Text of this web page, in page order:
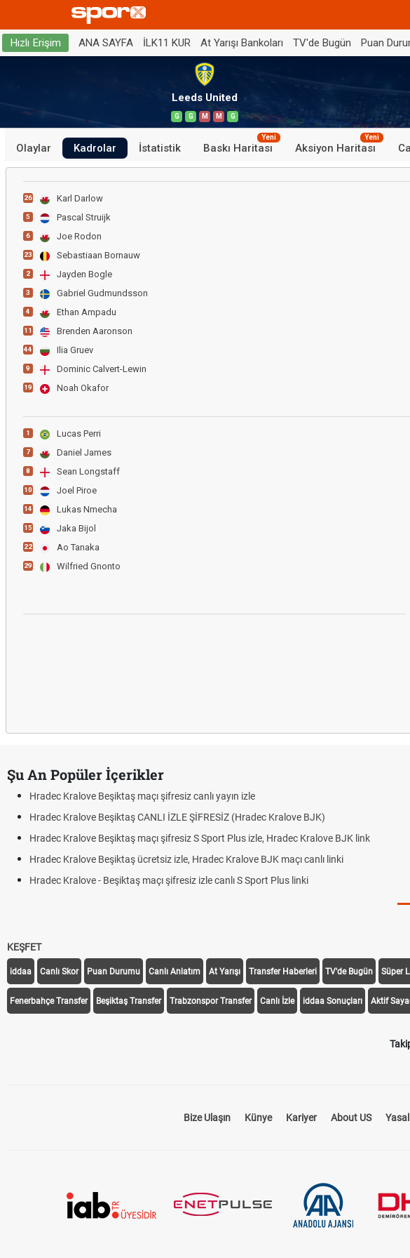
Hızlı Erişim ANA SAYFA İLK11 KUR At Yarışı Bankoları TV'de Bugün Puan
Leeds United
G G M M G
Olaylar Kadrolar İstatistik Baskı Haritası
Yeni
Aksiyon Haritası
Yeni
26 Karl Darlow
5 Pascal Struijk
6 Joe Rodon
23 Sebastiaan Bornauw
2 Jayden Bogle
3 Gabriel Gudmundsson
4 Ethan Ampadu
11 Brenden Aaronson
44 Ilia Gruev
9 Dominic Calvert-Lewin
19 Noah Okafor
1 Lucas Perri
7 Daniel James
8 Sean Longstaff
10 Joel Piroe
14 Lukas Nmecha
15 Jaka Bijol
22 Ao Tanaka
29 Wilfried Gnonto
Şu An Popüler İçerikler
Hradec Kralove Beşiktaş maçı şifresiz canlı yayın izle
Hradec Kralove Beşiktaş CANLI İZLE ŞİFRESİZ (Hradec Kralove BJK)
Hradec Kralove Beşiktaş maçı şifresiz S Sport Plus izle, Hradec Kralove BJK link
Hradec Kralove Beşiktaş ücretsiz izle, Hradec Kralove BJK maçı canlı linki
Hradec Kralove - Beşiktaş maçı şifresiz izle canlı S Sport Plus linki
KEŞFET
iddaa Canlı Skor Puan Durumu Canlı Anlatım At Yarışı Transfer Haberleri TV'de Bugün Süper
Fenerbahçe Transfer Beşiktaş Transfer Trabzonspor Transfer Canlı İzle iddaa Sonuçları Aktif
Bize Ulaşın Künye Kariyer About US Yasal